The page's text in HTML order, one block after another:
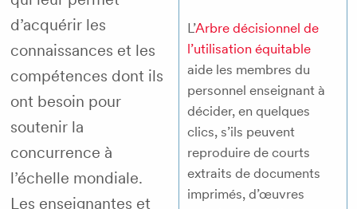
L’Arbre décisionnel de
l’utilisation équitable
aide les membres du
personnel enseignant à
décider, en quelques
clics, s’ils peuvent
reproduire de courts
extraits de documents
imprimés, d’œuvres
d’acquérir les
connaissances et les
compétences dont ils
ont besoin pour
soutenir la
concurrence à
l’échelle mondiale.
Les enseignantes et